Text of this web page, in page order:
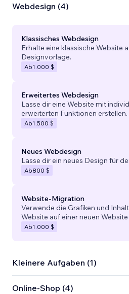
Webdesign (4)
Klassisches Webdesign
Erhalte eine klassische Website
Designvorlage.
Ab1.000 $
Erweitertes Webdesign
Lasse dir eine Website mit
erweiterten Funktionen erstellen.
Ab1.500 $
Neues Webdesign
Lasse dir ein neues Design für
Ab800 $
Website-Migration
Verwende die Grafiken und
Website auf einer neuen
Ab1.000 $
Kleinere Aufgaben (1)
Online-Shop (4)